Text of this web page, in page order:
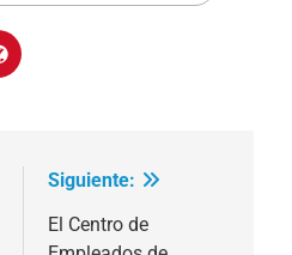
Siguiente:
El Centro de